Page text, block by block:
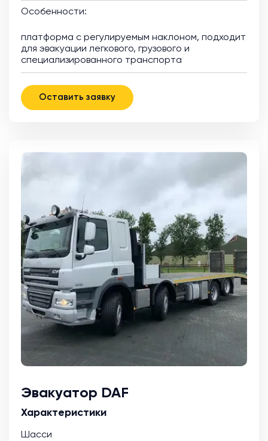
Особенности:
платформа с регулируемым наклоном, подходит
для эвакуации легкового, грузового и
специализированного транспорта
Оставить заявку
Эвакуатор DAF
Характеристики
Шасси